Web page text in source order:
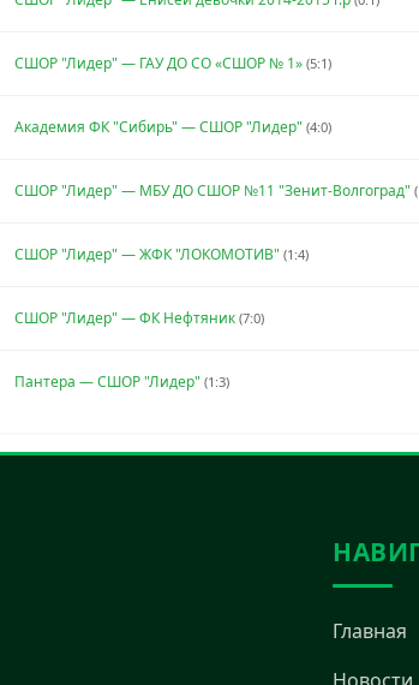
СШОР "Лидер" — ГАУ ДО СО «СШОР № 1» (5:1)
Академия ФК "Сибирь" — СШОР "Лидер" (4:0)
СШОР "Лидер" — МБУ ДО СШОР №11 "Зенит-Волгоград"
СШОР "Лидер" — ЖФК "ЛОКОМОТИВ" (1:4)
СШОР "Лидер" — ФК Нефтяник (7:0)
Пантера — СШОР "Лидер" (1:3)
Главная